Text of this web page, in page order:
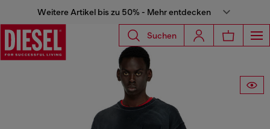
Weitere Artikel bis zu 50% - Mehr entdecken
Suchen